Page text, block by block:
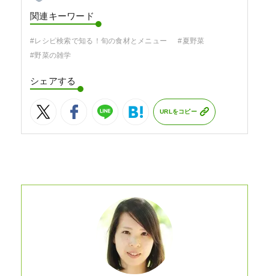
関連キーワード
#レシピ検索で知る！旬の食材とメニュー
#夏野菜
#野菜の雑学
シェアする
URLをコピー